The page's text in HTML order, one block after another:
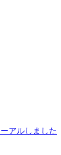
アルしました